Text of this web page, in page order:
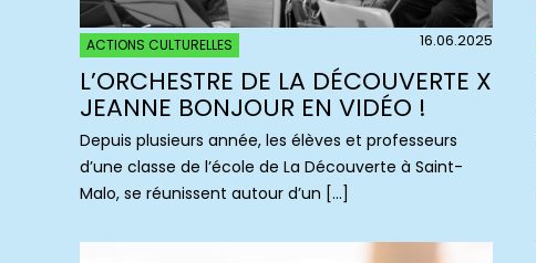
ACTIONS CULTURELLES 16.06.2025
L’ORCHESTRE DE LA DÉCOUVERTE X
JEANNE BONJOUR EN VIDÉO !
Depuis plusieurs année, les élèves et professeurs
d’une classe de l’école de La Découverte à Saint-
Malo, se réunissent autour d’un […]